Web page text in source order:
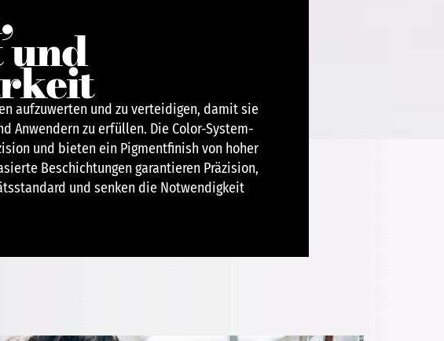
aufzuwerten und zu verteidigen, damit sie
Anwendern zu erfüllen. Die Color-System-
und bieten ein Pigmentfinish von hoher
Beschichtungen garantieren Präzision,
und senken die Notwendigkeit